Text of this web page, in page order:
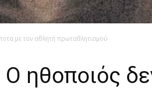
με τον αθλητή πρωταθλητισμού
ηθοποιός